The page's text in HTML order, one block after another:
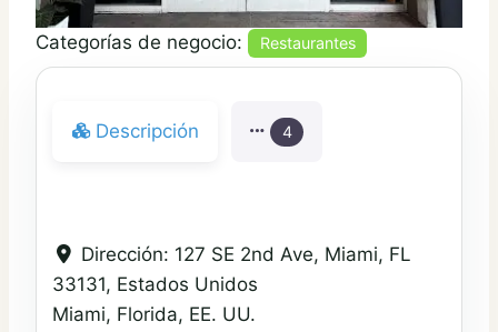
Categorías de negocio: Restaurantes
Descripción 4
Dirección: 127 SE 2nd Ave, Miami, FL
33131, Estados Unidos
Miami, Florida, EE. UU.